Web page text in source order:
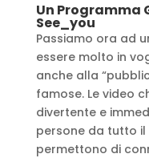
Un Programma
See_you
Passiamo ora ad
essere molto in
anche alla
famose. Le video
divertente e
persone da tutto
permettono di